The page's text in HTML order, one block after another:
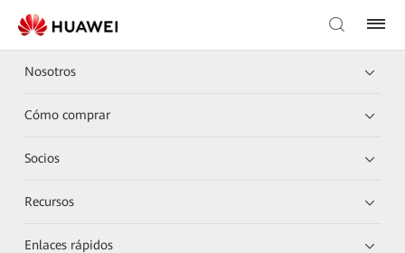
Nosotros
Cómo comprar
Socios
Recursos
Enlaces rápidos